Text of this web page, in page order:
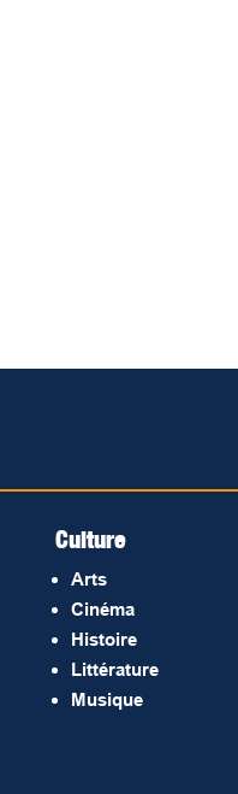
Culture
Arts
Cinéma
Histoire
Littérature
Musique